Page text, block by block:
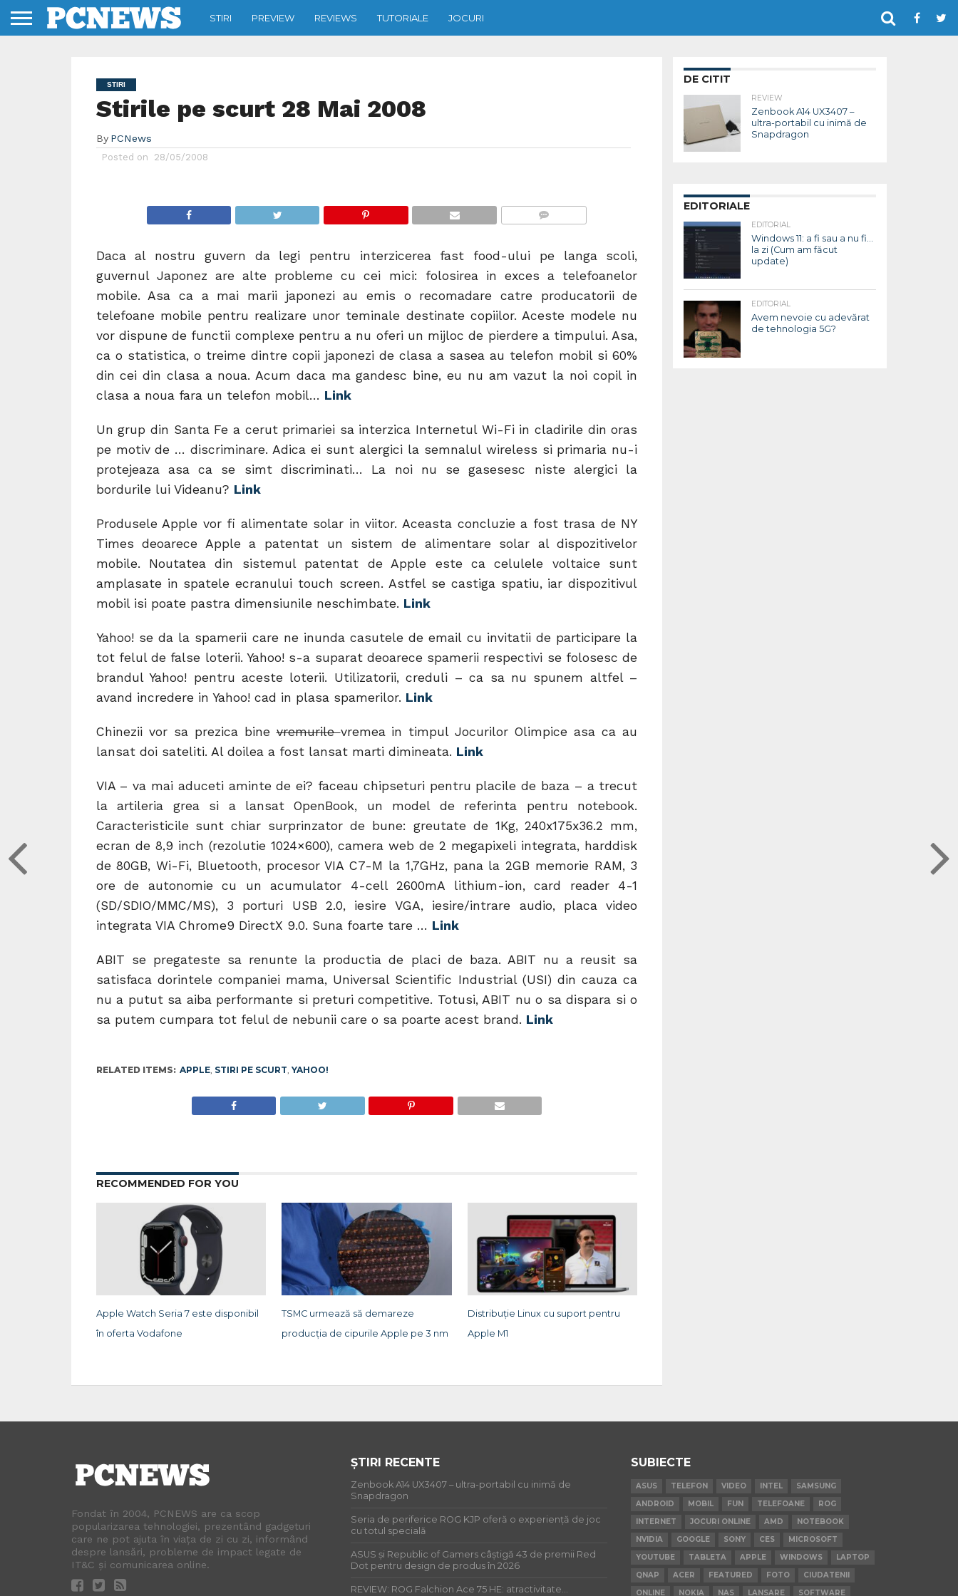
STIRI PREVIEW REVIEWS TUTORIALE JOCURI
STIRI
Stirile pe scurt 28 Mai 2008
By PCNews
Posted on 28/05/2008
Daca al nostru guvern da legi pentru interzicerea fast food-ului pe langa scoli,
guvernul Japonez are alte probleme cu cei mici: folosirea in exces a telefoanelor
mobile. Asa ca a mai marii japonezi au emis o recomadare catre producatorii de
telefoane mobile pentru realizare unor teminale destinate copiilor. Aceste modele nu
vor dispune de functii complexe pentru a nu oferi un mijloc de pierdere a timpului. Asa,
ca o statistica, o treime dintre copii japonezi de clasa a sasea au telefon mobil si 60%
din cei din clasa a noua. Acum daca ma gandesc bine, eu nu am vazut la noi copil in
clasa a noua fara un telefon mobil… Link
Un grup din Santa Fe a cerut primariei sa interzica Internetul Wi-Fi in cladirile din oras
pe motiv de … discriminare. Adica ei sunt alergici la semnalul wireless si primaria nu-i
protejeaza asa ca se simt discriminati… La noi nu se gasesesc niste alergici la
bordurile lui Videanu? Link
Produsele Apple vor fi alimentate solar in viitor. Aceasta concluzie a fost trasa de NY
Times deoarece Apple a patentat un sistem de alimentare solar al dispozitivelor
mobile. Noutatea din sistemul patentat de Apple este ca celulele voltaice sunt
amplasate in spatele ecranului touch screen. Astfel se castiga spatiu, iar dispozitivul
mobil isi poate pastra dimensiunile neschimbate. Link
Yahoo! se da la spamerii care ne inunda casutele de email cu invitatii de participare la
tot felul de false loterii. Yahoo! s-a suparat deoarece spamerii respectivi se folosesc de
brandul Yahoo! pentru aceste loterii. Utilizatorii, creduli – ca sa nu spunem altfel –
avand incredere in Yahoo! cad in plasa spamerilor. Link
Chinezii vor sa prezica binevremurilevremea in timpul Jocurilor Olimpice asa ca au
lansat doi sateliti. Al doilea a fost lansat marti dimineata. Link
VIA – va mai aduceti aminte de ei? faceau chipseturi pentru placile de baza – a trecut
la artileria grea si a lansat OpenBook, un model de referinta pentru notebook.
Caracteristicile sunt chiar surprinzator de bune: greutate de 1Kg, 240x175x36.2 mm,
ecran de 8,9 inch (rezolutie 1024×600), camera web de 2 megapixeli integrata, harddisk
de 80GB, Wi-Fi, Bluetooth, procesor VIA C7-M la 1,7GHz, pana la 2GB memorie RAM, 3
ore de autonomie cu un acumulator 4-cell 2600mA lithium-ion, card reader 4-1
(SD/SDIO/MMC/MS), 3 porturi USB 2.0, iesire VGA, iesire/intrare audio, placa video
integrata VIA Chrome9 DirectX 9.0. Suna foarte tare … Link
ABIT se pregateste sa renunte la productia de placi de baza. ABIT nu a reusit sa
satisfaca dorintele companiei mama, Universal Scientific Industrial (USI) din cauza ca
nu a putut sa aiba performante si preturi competitive. Totusi, ABIT nu o sa dispara si o
sa putem cumpara tot felul de nebunii care o sa poarte acest brand. Link
RELATED ITEMS: APPLE, STIRI PE SCURT, YAHOO!
RECOMMENDED FOR YOU
Apple Watch Seria 7 este disponibil
în oferta Vodafone
TSMC urmează să demareze
producția de cipurile Apple pe 3 nm
Distribuție Linux cu suport pentru
Apple M1
DE CITIT
REVIEW
Zenbook A14 UX3407 –
ultra-portabil cu inimă de
Snapdragon
EDITORIALE
EDITORIAL
Windows 11: a fi sau a nu fi…
la zi (Cum am făcut
update)
EDITORIAL
Avem nevoie cu adevărat
de tehnologia 5G?
Fondat în 2004, PCNEWS are ca scop
popularizarea tehnologiei, prezentând gadgeturi
care ne pot ajuta în viața de zi cu zi, informând
despre lansări, probleme de impact legate de
IT&C și comunicarea online.
ȘTIRI RECENTE
Zenbook A14 UX3407 – ultra-portabil cu inimă de
Snapdragon
Seria de periferice ROG KJP oferă o experiență de joc
cu totul specială
ASUS și Republic of Gamers câștigă 43 de premii Red
Dot pentru design de produs în 2026
REVIEW: ROG Falchion Ace 75 HE: atractivitate…
SUBIECTE
ASUS TELEFON VIDEO INTEL
SAMSUNG
ANDROID
MOBIL FUN TELEFOANE
ROG
INTERNET
JOCURI ONLINE AMD
NOTEBOOK
NVIDIA
GOOGLE SONY CES
MICROSOFT
YOUTUBE
TABLETA APPLE WINDOWS
LAPTOP
QNAP
ACER FEATURED FOTO
CIUDATENII
ONLINE
NOKIA NAS LANSARE SOFTWARE